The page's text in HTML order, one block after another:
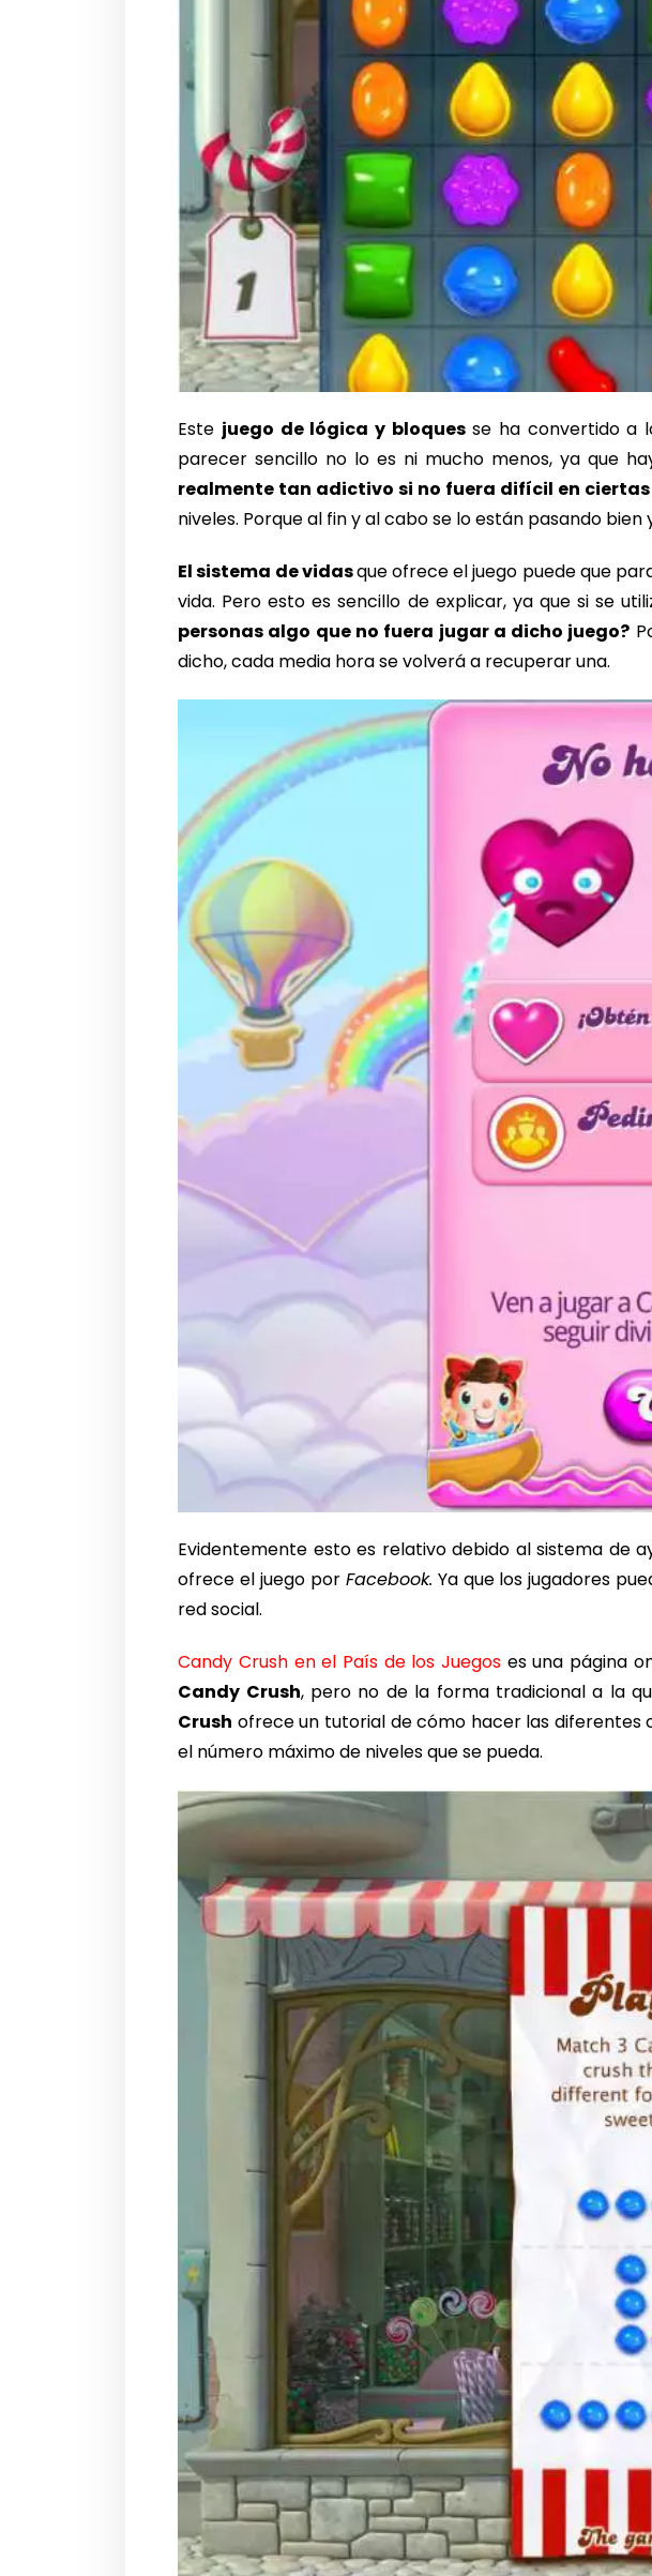
Este juego de lógica y bloquesse ha convertido a
parecer sencillo no lo es ni mucho menos, ya que
realmente tan adictivo si no fuera difícil en
niveles. Porque al fin y al cabo se lo están pasando bien
El sistema de vidasque ofrece el juego puede que
vida. Pero esto es sencillo de explicar, ya que si se
personas algo que no fuera jugar a dicho juego?
dicho, cada media hora se volverá a recuperar una.
Evidentemente esto es relativo debido al sistema de
ofrece el juego por Facebook. Ya que los jugadores
red social.
Candy Crush en el País de los Juegoses una página
Candy Crush, pero no de la forma tradicional a la
Crush ofrece un tutorial de cómo hacer las diferentes
el número máximo de niveles que se pueda.